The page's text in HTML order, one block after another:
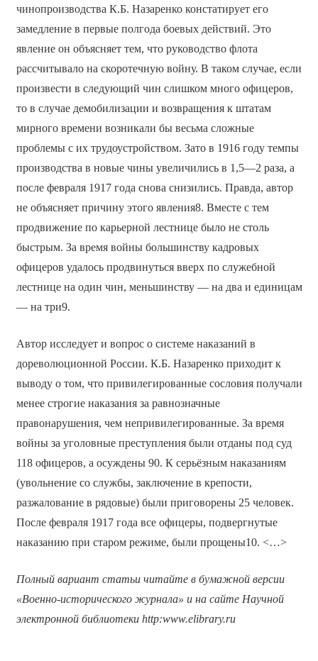
чинопроизводства К.Б. Назаренко констатирует его
замедление в первые полгода боевых действий. Это
явление он объясняет тем, что руководство флота
рассчитывало на скоротечную войну. В таком случае, если
произвести в следующий чин слишком много офицеров,
то в случае демобилизации и возвращения к штатам
мирного времени возникали бы весьма сложные
проблемы с их трудоустройством. Зато в 1916 году темпы
производства в новые чины увеличились в 1,5—2 раза, а
после февраля 1917 года снова снизились. Правда, автор
не объясняет причину этого явления8. Вместе с тем
продвижение по карьерной лестнице было не столь
быстрым. За время войны большинству кадровых
офицеров удалось продвинуться вверх по служебной
лестнице на один чин, меньшинству — на два и единицам
— на три9.
Автор исследует и вопрос о системе наказаний в
дореволюционной России. К.Б. Назаренко приходит к
выводу о том, что привилегированные сословия получали
менее строгие наказания за равнозначные
правонарушения, чем непривилегированные. За время
войны за уголовные преступления были отданы под суд
118 офицеров, а осуждены 90. К серьёзным наказаниям
(увольнение со службы, заключение в крепости,
разжалование в рядовые) были приговорены 25 человек.
После февраля 1917 года все офицеры, подвергнутые
наказанию при старом режиме, были прощены10. <…>
Полный вариант статьи читайте в бумажной версии
«Военно-исторического журнала» и на сайте Научной
электронной библиотеки http:www.elibrary.ru